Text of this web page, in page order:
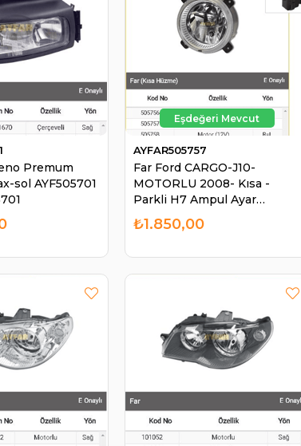
Premum
sol AYF505701
Far Ford CARGO-J10-
MOTORLU 2008- Kısa -
Parkli H7 Ampul Ayar
Motorlu Ford Otosan Büyük
Cargo 3238--- ------505757 |
AYFAR505757
₺1.850,00